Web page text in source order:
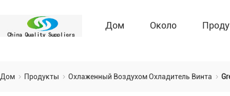
Дом Около
Дом Продукты Охлаженный Воздухом Охладитель Винта